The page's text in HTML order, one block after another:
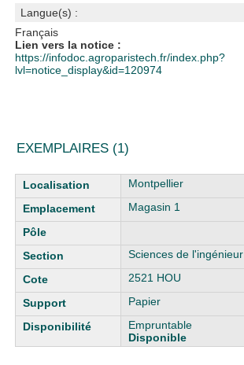
Langue(s) :
Français
Lien vers la notice :
https://infodoc.agroparistech.fr/index.php?
lvl=notice_display&id=120974
EXEMPLAIRES (1)
Liste des exemplaires
Montpellier
Magasin 1
Sciences de l'ingénieur
2521 HOU
Papier
Empruntable
Disponible